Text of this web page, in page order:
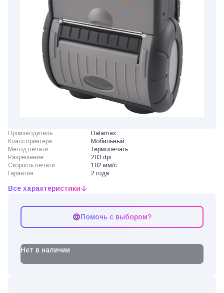
Производитель
Datamax
Класс принтера
Мобильный
Метод печати
Термопечать
Разрешение
203 dpi
Скорость печати
102 мм/с
Гарантия
2 года
Все характеристики
Помочь с выбором?
Нет в наличии